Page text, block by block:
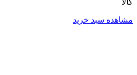
کالا
مشاهده سبد خرید